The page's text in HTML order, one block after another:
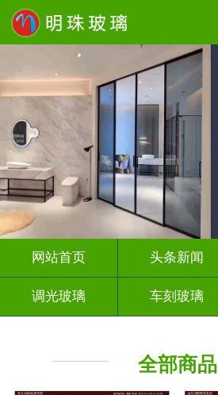
网站首页 头条新闻
调光玻璃 车刻玻璃
全部商品